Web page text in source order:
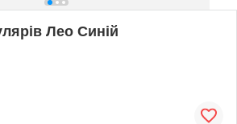
Лео Синій